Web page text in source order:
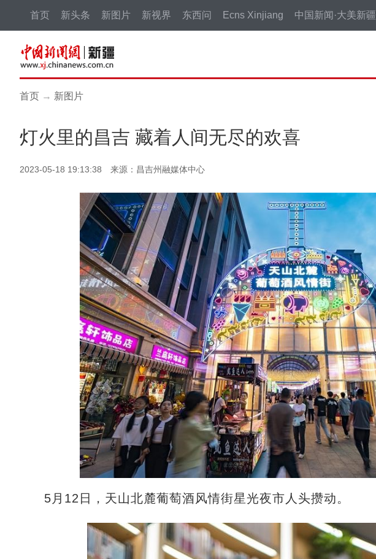
首页 新头条 新图片 新视界 东西问 Ecns Xinjiang 中国新闻·大美新疆
首页 → 新图片
灯火里的昌吉 藏着人间无尽的欢喜
2023-05-18 19:13:38 来源：昌吉州融媒体中心
5月12日，天山北麓葡萄酒风情街星光夜市人头攒动。